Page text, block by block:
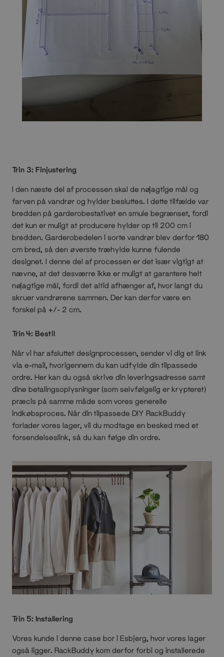
Trin 3: Finjustering
I den næste del af processen skal de nøjagtige mål og
farven på vandrør og hylder besluttes. I dette tilfælde var
bredden på garderobestativet en smule begrænset, fordi
det kun er muligt at producere hylder op til 200 cm i
bredden. Garderobedelen i sorte vandrør blev derfor 180
cm bred, så den øverste træhylde kunne fulende
designet. I denne del af processen er det især vigtigt at
nævne, at det desværre ikke er muligt at garantere helt
nøjagtige mål, fordi det altid afhænger af, hvor langt du
skruer vandrørene sammen. Der kan derfor være en
forskel på +/- 2 cm.
Trin 4: Bestil
Når vi har afsluttet designprocessen, sender vi dig et link
via e-mail, hvorigennem du kan udfylde din tilpassede
ordre. Her kan du også skrive din leveringsadresse samt
dine betalingsoplysninger (som selvfølgelig er krypteret)
præcis på samme måde som vores generelle
indkøbsproces. Når din tilpassede DIY RackBuddy
forlader vores lager, vil du modtage en besked med et
forsendelseslink, så du kan følge din ordre.
Trin 5: Installering
Vores kunde i denne case bor i Esbjerg, hvor vores lager
også ligger. RackBuddy kom derfor forbi og installerede